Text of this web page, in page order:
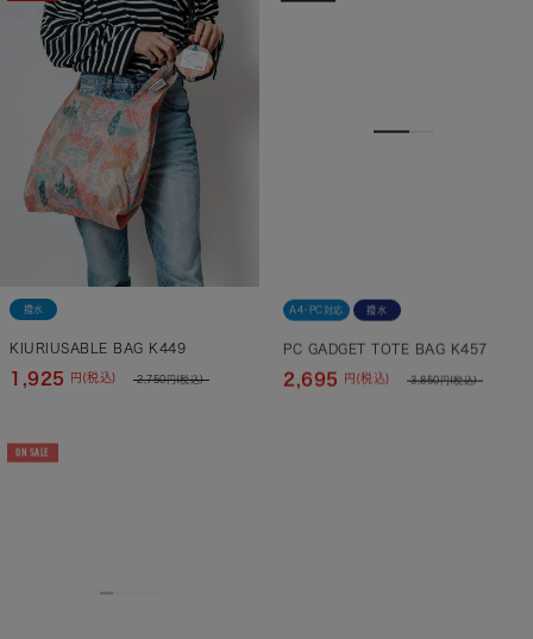
撥水
KIURIUSABLE BAG K449
1,925 円(税込) 2,750円(税込)
A4・PC対応 撥水
PC GADGET TOTE BAG K457
2,695 円(税込) 3,850円(税込)
ON SALE